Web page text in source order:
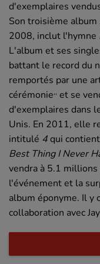
d'exemplaires
Son troisième album
2008, inclut l'hymne
L'album et ses
battant le record du
remportés par une
cérémonie,, et se
d'exemplaires dans
Unis. En 2011, elle
intitulé 4qui
Best Thing I Never
vendra à 5.1
l'événement et la
album éponyme. Il y
collaboration avec